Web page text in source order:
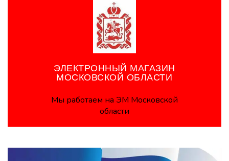
ЭЛЕКТРОННЫЙ МАГАЗИН
МОСКОВСКОЙ ОБЛАСТИ
Мы работаем на ЭМ Московской
области